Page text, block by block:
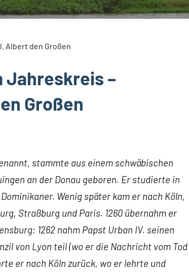
Jahreskreis –
Großen
stammte aus einem schwäbischen
an der Donau geboren. Er studierte in
Wenig später kam er nach Köln,
Straßburg und Paris. 1260 übernahm er
1262 nahm Papst Urban IV. seinen
von Lyon teil (wo er die Nachricht vom Tod
er nach Köln zurück, wo er lehrte und